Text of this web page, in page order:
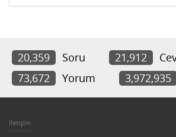
20,359 Soru 21,912
73,672
Yorum 3,972,935
İletişim